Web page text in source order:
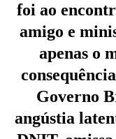
foi ao
amigo e
apenas o
Governo
angústia